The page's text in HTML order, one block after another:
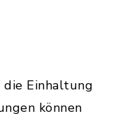
die Einhaltung
können